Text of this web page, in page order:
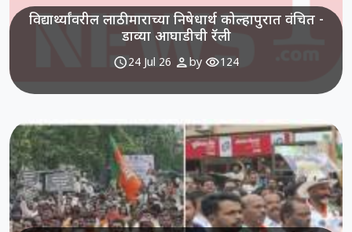
विद्यार्थ्यांवरील लाठीमाराच्या निषेधार्थ कोल्हापुरात वंचित -
डाव्या आघाडीची रॅली
schedule24 Jul 26 personby visibility124